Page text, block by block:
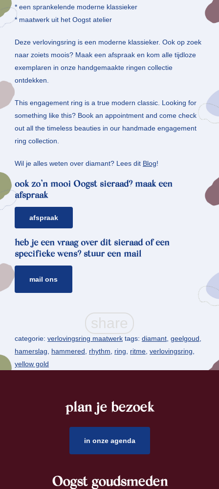
* een sprankelende moderne klassieker
* maatwerk uit het Oogst atelier
Deze verlovingsring is een moderne klassieker. Ook op zoek
naar zoiets moois? Maak een afspraak en kom alle tijdloze
exemplaren in onze handgemaakte ringen collectie
ontdekken.
This engagement ring is a true modern classic. Looking for
something like this? Book an appointment and come check
out all the timeless beauties in our handmade engagement
ring collection.
Wil je alles weten over diamant? Lees dit Blog!
ook zo’n mooi Oogst sieraad? maak een
afspraak
afspraak
heb je een vraag over dit sieraad of een
specifieke wens? stuur een mail
mail ons
categorie: verlovingsring maatwerk tags: diamant, geelgoud,
hamerslag, hammered, rhythm, ring, ritme, verlovingsring,
yellow gold
plan je bezoek
in onze agenda
Oogst goudsmeden